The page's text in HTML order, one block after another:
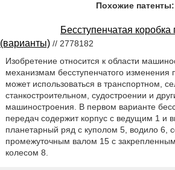
Похожие патенты:
Бесступенчатая коробка
(варианты) // 2778182
Изобретение относится к области
механизмам бесступенчатого изменения
может использоваться в транспортном,
станкостроительном, судостроении и
машиностроения. В первом варианте
передач содержит корпус с ведущим 1 и
планетарный ряд с куполом 5, водило 6,
промежуточным валом 15 с
колесом 8.